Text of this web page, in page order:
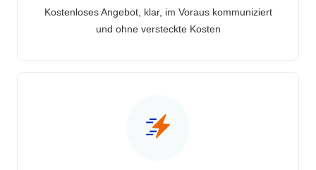
Kostenloses Angebot, klar, im Voraus kommuniziert
und ohne versteckte Kosten